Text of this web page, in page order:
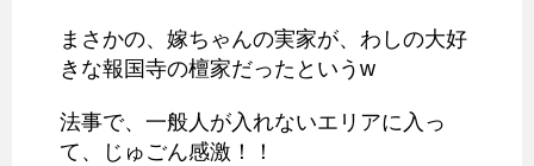
まさかの、嫁ちゃんの実家が、わしの大好
きな報国寺の檀家だったというw
法事で、一般人が入れないエリアに入っ
て、じゅごん感激！！